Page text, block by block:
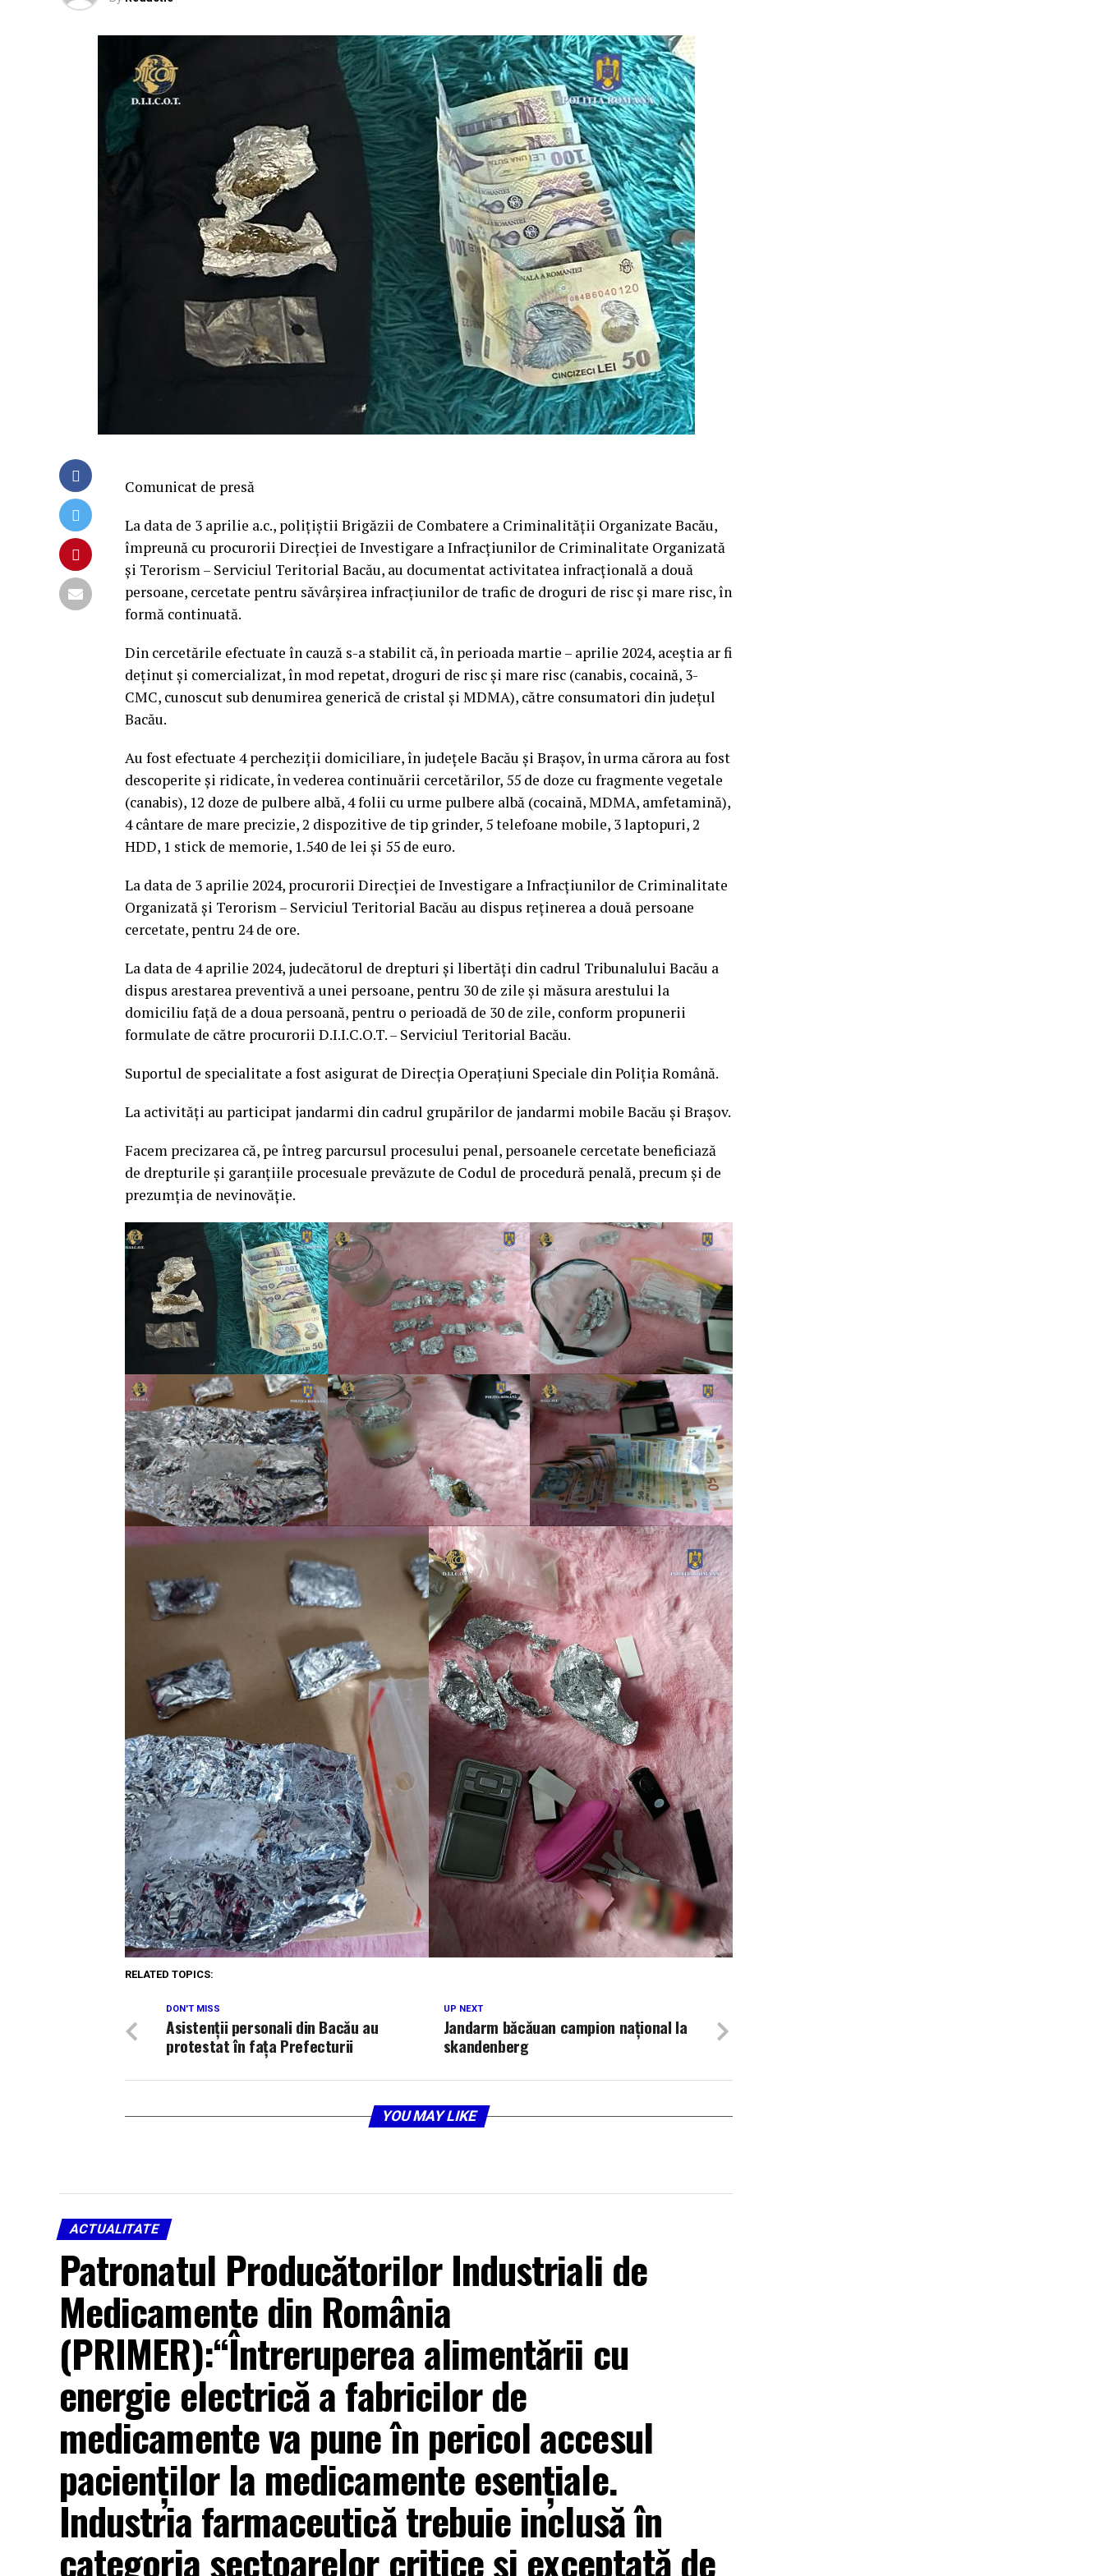
Comunicat de presă
La data de 3 aprilie a.c., polițiștii Brigăzii de Combatere a Criminalității Organizate Bacău,
împreună cu procurorii Direcției de Investigare a Infracțiunilor de Criminalitate Organizată
și Terorism – Serviciul Teritorial Bacău, au documentat activitatea infracțională a două
persoane, cercetate pentru săvârșirea infracțiunilor de trafic de droguri de risc și mare risc, în
formă continuată.
Din cercetările efectuate în cauză s-a stabilit că, în perioada martie – aprilie 2024, aceștia ar fi
deținut și comercializat, în mod repetat, droguri de risc și mare risc (canabis, cocaină, 3-
CMC, cunoscut sub denumirea generică de cristal și MDMA), către consumatori din județul
Bacău.
Au fost efectuate 4 percheziții domiciliare, în județele Bacău și Brașov, în urma cărora au fost
descoperite și ridicate, în vederea continuării cercetărilor, 55 de doze cu fragmente vegetale
(canabis), 12 doze de pulbere albă, 4 folii cu urme pulbere albă (cocaină, MDMA, amfetamină),
4 cântare de mare precizie, 2 dispozitive de tip grinder, 5 telefoane mobile, 3 laptopuri, 2
HDD, 1 stick de memorie, 1.540 de lei și 55 de euro.
La data de 3 aprilie 2024, procurorii Direcției de Investigare a Infracțiunilor de Criminalitate
Organizată și Terorism – Serviciul Teritorial Bacău au dispus reținerea a două persoane
cercetate, pentru 24 de ore.
La data de 4 aprilie 2024, judecătorul de drepturi și libertăți din cadrul Tribunalului Bacău a
dispus arestarea preventivă a unei persoane, pentru 30 de zile și măsura arestului la
domiciliu față de a doua persoană, pentru o perioadă de 30 de zile, conform propunerii
formulate de către procurorii D.I.I.C.O.T. – Serviciul Teritorial Bacău.
Suportul de specialitate a fost asigurat de Direcția Operațiuni Speciale din Poliția Română.
La activități au participat jandarmi din cadrul grupărilor de jandarmi mobile Bacău și Brașov.
Facem precizarea că, pe întreg parcursul procesului penal, persoanele cercetate beneficiază
de drepturile și garanțiile procesuale prevăzute de Codul de procedură penală, precum și de
prezumția de nevinovăție.
RELATED TOPICS:
UP NEXT
Jandarm băcăuan campion național la
skandenberg
DON'T MISS
Asistenții personali din Bacău au
protestat în fața Prefecturii
YOU MAY LIKE
ACTUALITATE
Patronatul Producătorilor Industriali de
Medicamente din România
(PRIMER):“Întreruperea alimentării cu
energie electrică a fabricilor de
medicamente va pune în pericol accesul
pacienților la medicamente esențiale.
Industria farmaceutică trebuie inclusă în
categoria sectoarelor critice și exceptată de